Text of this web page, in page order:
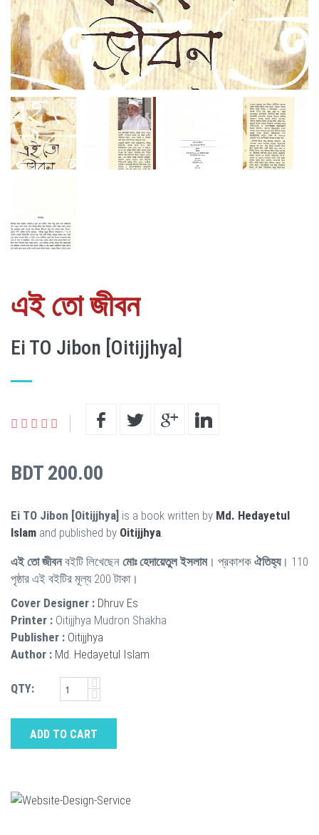
এই তো জীবন
Ei TO Jibon [Oitijjhya]
BDT 200.00
Ei TO Jibon [Oitijjhya] is a book written by Md. Hedayetul
Islam and published by Oitijjhya
এই তো জীবনবইটি লিখেছেন মোঃ হেদায়েতুল ইসলাম। প্রকাশক ঐতিহ্য। 110
পৃষ্ঠার এই বইটির মূল্য 200 টাকা।
Cover Designer : Dhruv Es
Printer : Oitijjhya Mudron Shakha
Publisher : Oitijjhya
Author : Md. Hedayetul Islam
QTY:
ADD TO CART